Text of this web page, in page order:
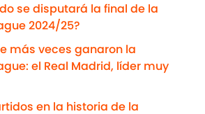
se disputará la final de la
2024/25?
más veces ganaron la
el Real Madrid, líder muy
en la historia de la